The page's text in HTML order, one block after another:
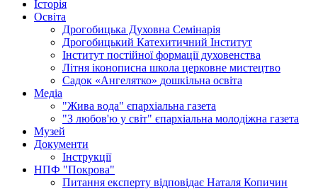
Історія
Освіта
Дрогобицька Духовна Семінарія
Дрогобицький Катехитичний Інститут
Інститут постійної формації духовенства
Літня іконописна школа церковне мистецтво
Садок «Ангелятко» дошкільна освіта
Медіа
"Жива вода" єпархіальна газета
"З любов'ю у світ" єпархіальна молодіжна газета
Музей
Документи
Інструкції
НПФ "Покрова"
Питання експерту відповідає Наталя Копичин